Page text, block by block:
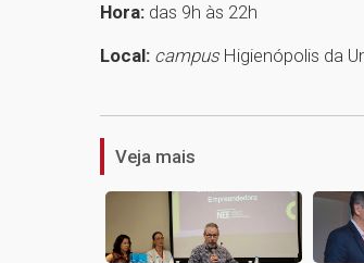
Hora: das 9h às 22h
Local: campus Higienópolis da
Veja mais